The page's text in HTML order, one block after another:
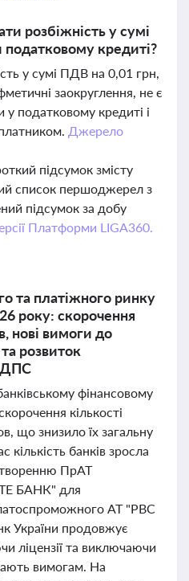
розбіжність у сумі
кредиті?
у сумі ПДВ на 0,01 грн,
заокруглення, не є
податковому кредиті і
Джерело
підсумок змісту
список першоджерел з
підсумок за добу
Платформи LIGA360.
та платіжного ринку
року: скорочення
нові вимоги до
розвиток
ДПС
фінансовому
кількості
що знизило їх загальну
кількість банків зросла
ПрАТ
БАНК" для
АТ "РВС
України продовжує
ліцензії та виключаючи
вимогам. На